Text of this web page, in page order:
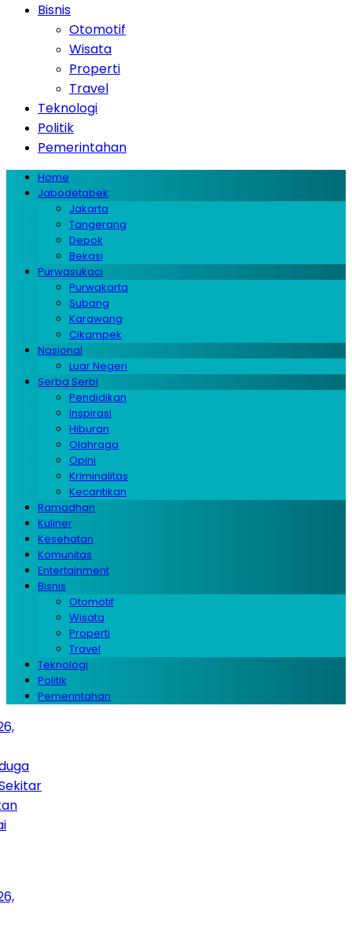
Bisnis
Otomotif
Wisata
Properti
Travel
Teknologi
Politik
Pemerintahan
Home
Jabodetabek
Jakarta
Tangerang
Depok
Bekasi
Purwasukaci
Purwakarta
Subang
Karawang
Cikampek
Nasional
Luar Negeri
Serba Serbi
Pendidikan
Inspirasi
Hiburan
Olahraga
Opini
Kriminalitas
Kecantikan
Ramadhan
Kuliner
Kesehatan
Komunitas
Entertainment
Bisnis
Otomotif
Wisata
Properti
Travel
Teknologi
Politik
Pemerintahan